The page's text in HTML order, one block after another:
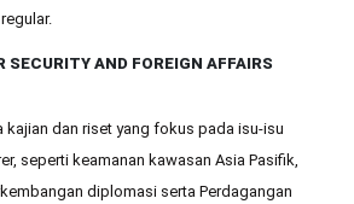
SECURITY AND FOREIGN AFFAIRS
kajian dan riset yang fokus pada isu-isu
seperti keamanan kawasan Asia Pasifik,
diplomasi serta Perdagangan